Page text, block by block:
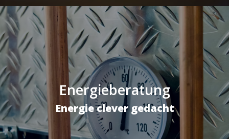
Energieberatung
Energie clever gedacht